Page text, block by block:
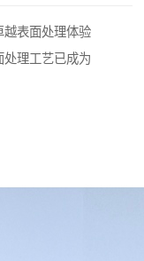
越表面处理体验
理工艺已成为